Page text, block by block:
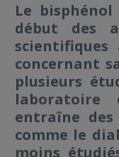
Le
début des
concernant
plusieurs
entraîne
comme le
moins